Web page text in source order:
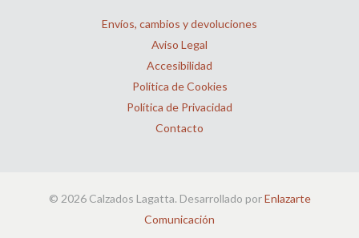
Envíos, cambios y devoluciones
Aviso Legal
Accesibilidad
Política de Cookies
Política de Privacidad
Contacto
© 2026 Calzados Lagatta. Desarrollado porEnlazarte
Comunicación